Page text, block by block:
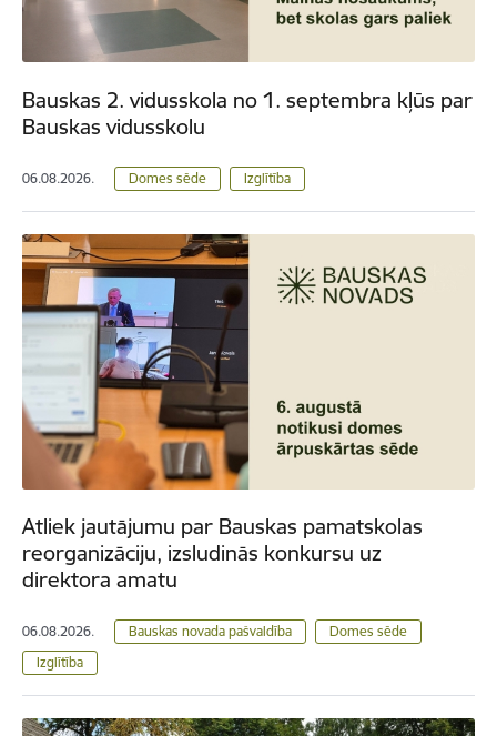
Bauskas 2. vidusskola no 1. septembra kļūs par
Bauskas vidusskolu
06.08.2026. Domes sēde Izglītība
Atliek jautājumu par Bauskas pamatskolas
reorganizāciju, izsludinās konkursu uz
direktora amatu
06.08.2026. Bauskas novada pašvaldība
Domes sēde
Izglītība